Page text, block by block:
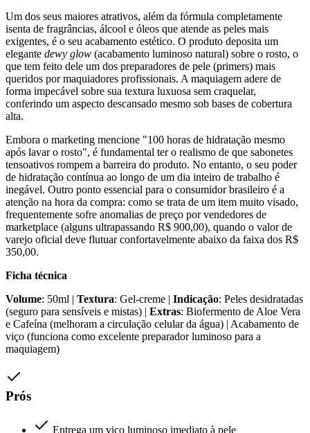
Um dos seus maiores atrativos, além da fórmula completamente
isenta de fragrâncias, álcool e óleos que atende as peles mais
exigentes, é o seu acabamento estético. O produto deposita um
elegante dewy glow (acabamento luminoso natural) sobre o rosto, o
que tem feito dele um dos preparadores de pele (primers) mais
queridos por maquiadores profissionais. A maquiagem adere de
forma impecável sobre sua textura luxuosa sem craquelar,
conferindo um aspecto descansado mesmo sob bases de cobertura
alta.
Embora o marketing mencione "100 horas de hidratação mesmo
após lavar o rosto", é fundamental ter o realismo de que sabonetes
tensoativos rompem a barreira do produto. No entanto, o seu poder
de hidratação contínua ao longo de um dia inteiro de trabalho é
inegável. Outro ponto essencial para o consumidor brasileiro é a
atenção na hora da compra: como se trata de um item muito visado,
frequentemente sofre anomalias de preço por vendedores de
marketplace (alguns ultrapassando R$ 900,00), quando o valor de
varejo oficial deve flutuar confortavelmente abaixo da faixa dos R$
350,00.
Ficha técnica
Volume: 50ml | Textura: Gel-creme | Indicação: Peles desidratadas
(seguro para sensíveis e mistas) | Extras: Biofermento de Aloe Vera
e Cafeína (melhoram a circulação celular da água) | Acabamento de
viço (funciona como excelente preparador luminoso para a
maquiagem)
Prós
Entrega um viço luminoso imediato à pele